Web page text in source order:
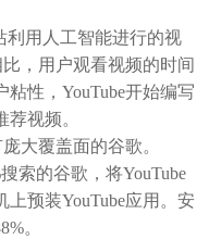
利用人工智能进行的视
，用户观看视频的时间
粘性，YouTube开始编写
视频。
大覆盖面的谷歌。
索的谷歌，将YouTube
预装YouTube应用。安
。